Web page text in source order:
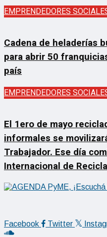
EMPRENDEDORES
Cadena de heladerías
para abrir 50
país
EMPRENDEDORES
El 1ero de mayo
informales se
Trabajador. Ese día
Internacional de
Facebook Twitter